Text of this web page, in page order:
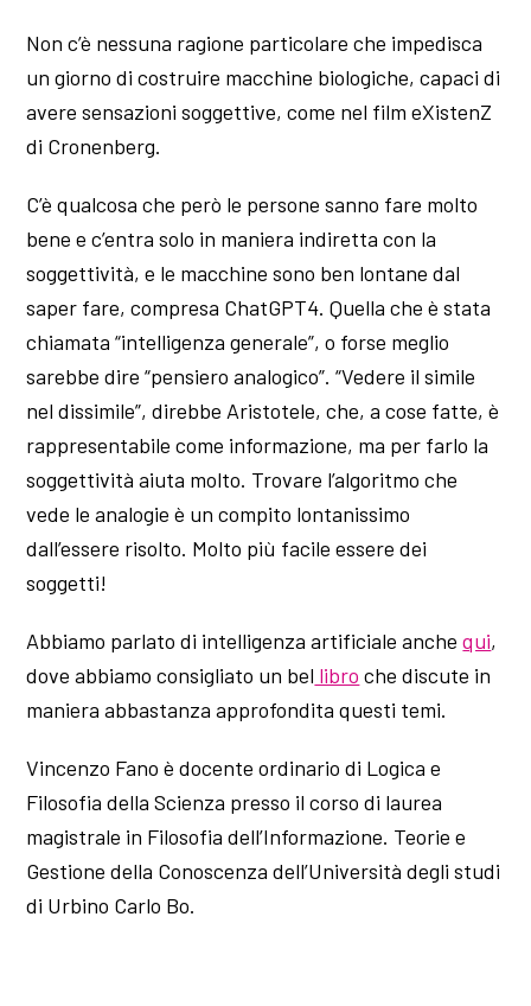
Non c’è nessuna ragione particolare che impedisca
un giorno di costruire macchine biologiche, capaci di
avere sensazioni soggettive, come nel film eXistenZ
di Cronenberg.
C’è qualcosa che però le persone sanno fare molto
bene e c’entra solo in maniera indiretta con la
soggettività, e le macchine sono ben lontane dal
saper fare, compresa ChatGPT4. Quella che è stata
chiamata “intelligenza generale”, o forse meglio
sarebbe dire “pensiero analogico”. “Vedere il simile
nel dissimile”, direbbe Aristotele, che, a cose fatte, è
rappresentabile come informazione, ma per farlo la
soggettività aiuta molto. Trovare l’algoritmo che
vede le analogie è un compito lontanissimo
dall’essere risolto. Molto più facile essere dei
soggetti!
Abbiamo parlato di intelligenza artificiale anchequi,
dove abbiamo consigliato un bel libro che discute in
maniera abbastanza approfondita questi temi.
Vincenzo Fano è docente ordinario di Logica e
Filosofia della Scienza presso il corso di laurea
magistrale in Filosofia dell’Informazione. Teorie e
Gestione della Conoscenza dell’Università degli studi
di Urbino Carlo Bo.